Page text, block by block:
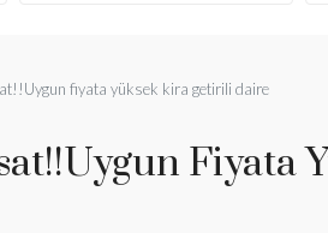
fiyata yüksek kira getirili daire
Fiyata